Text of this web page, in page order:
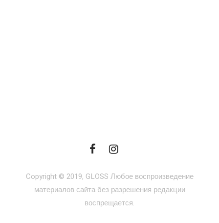
Copyright © 2019, GLOSS Любое воспроизведение
материалов сайта без разрешения редакции
воспрещается.